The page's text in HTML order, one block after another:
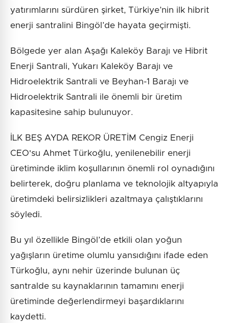
yatırımlarını sürdüren şirket, Türkiye’nin ilk hibrit
enerji santralini Bingöl’de hayata geçirmişti.
Bölgede yer alan Aşağı Kaleköy Barajı ve Hibrit
Enerji Santrali, Yukarı Kaleköy Barajı ve
Hidroelektrik Santrali ve Beyhan-1 Barajı ve
Hidroelektrik Santrali ile önemli bir üretim
kapasitesine sahip bulunuyor.
İLK BEŞ AYDA REKOR ÜRETİM Cengiz Enerji
CEO'su Ahmet Türkoğlu, yenilenebilir enerji
üretiminde iklim koşullarının önemli rol oynadığını
belirterek, doğru planlama ve teknolojik altyapıyla
üretimdeki belirsizlikleri azaltmaya çalıştıklarını
söyledi.
Bu yıl özellikle Bingöl’de etkili olan yoğun
yağışların üretime olumlu yansıdığını ifade eden
Türkoğlu, aynı nehir üzerinde bulunan üç
santralde su kaynaklarının tamamını enerji
üretiminde değerlendirmeyi başardıklarını
kaydetti.